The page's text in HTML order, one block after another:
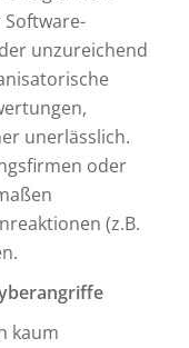
Software-
unzureichend
unerlässlich.
oder
(z.B.
kaum